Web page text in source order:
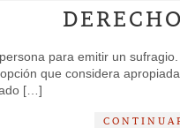
para emitir un
que considera
[…]